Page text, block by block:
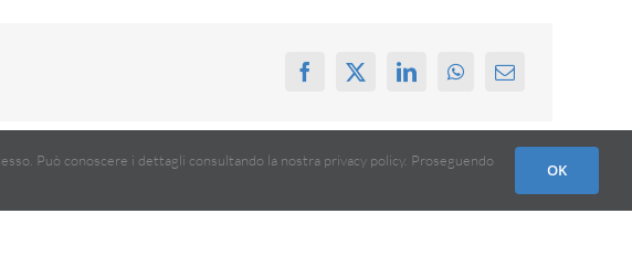
Può conoscere i dettagli consultando la nostra privacy policy. Proseguendo
OK